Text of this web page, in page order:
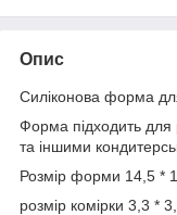
Опис
Силіконова форма
Форма підходить
та іншими
Розмір форми 14,5 *
розмір комірки 3,3 *